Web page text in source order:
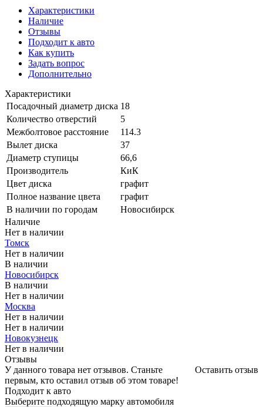
Характеристики
Наличие
Отзывы
Подходит к авто
Как купить
Задать вопрос
Дополнительно
Характеристики
Посадочный диаметр диска 18
Количество отверстий
5
Межболтовое расстояние
114.3
Вылет диска
37
Диаметр ступицы
66,6
Производитель
КиК
Цвет диска
графит
Полное название цвета
графит
В наличии по городам
Новосибирск
Наличие
Нет в наличии
Томск
Нет в наличии
В наличии
Новосибирск
В наличии
Нет в наличии
Москва
Нет в наличии
Нет в наличии
Новокузнецк
Нет в наличии
Отзывы
Оставить отзыв
У данного товара нет отзывов. Станьте
первым, кто оставил отзыв об этом товаре!
Подходит к авто
Выберите подходящую марку автомобиля